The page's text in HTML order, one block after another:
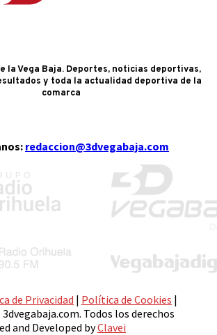
la Vega Baja. Deportes, noticias deportivas,
y toda la actualidad deportiva de la
comarca
redaccion@3dvegabaja.com
de Privacidad | Política de Cookies |
3dvegabaja.com. Todos los derechos
and Developed byClavei